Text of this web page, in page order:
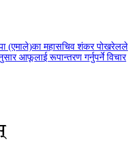
(एमाले)का महासचिव शंकर पोखरेलले
आफूलाई रूपान्तरण गर्नुपर्ने विचार